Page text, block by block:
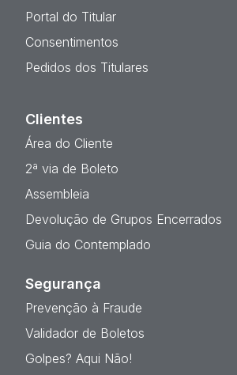
Portal do Titular
Consentimentos
Pedidos dos Titulares
Clientes
Área do Cliente
2ª via de Boleto
Assembleia
Devolução de Grupos Encerrados
Guia do Contemplado
Segurança
Prevenção à Fraude
Validador de Boletos
Golpes? Aqui Não!